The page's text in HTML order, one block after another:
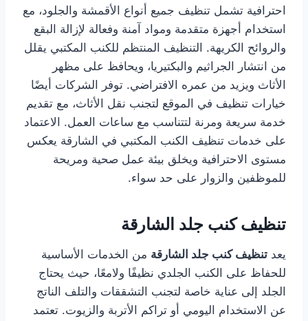
احترافية تشمل تنظيف جميع أنواع الأقمشة والجلود، مع
استخدام أجهزة متقدمة ومواد آمنة وفعالة لإزالة البقع
والروائح الكريهة. التنظيف المنتظم للكنب المكتبي يقلل
من انتشار الجراثيم والبكتيريا، ويحافظ على مظهر
الأثاث ويزيد من عمره الافتراضي. توفر الشركات أيضًا
خيارات تنظيف في الموقع لتجنب نقل الأثاث، مع تقديم
خدمة سريعة ومرنة لتتناسب مع ساعات العمل. الاعتماد
على خدمات تنظيف الكنب المكتبي في الشارقة يعكس
مستوى الاحترافية ويخلق بيئة عمل صحية ومريحة
للموظفين والزوار على حد سواء.
تنظيف كنب جلد الشارقة
يعد تنظيف كنب جلد الشارقة من الخدمات الأساسية
للحفاظ على الكنب الجلدي نظيفًا ولامعًا، حيث يحتاج
الجلد إلى عناية خاصة لتجنب التشققات والتلف الناتج
عن الاستخدام اليومي أو تراكم الأتربة والزيوت. تعتمد